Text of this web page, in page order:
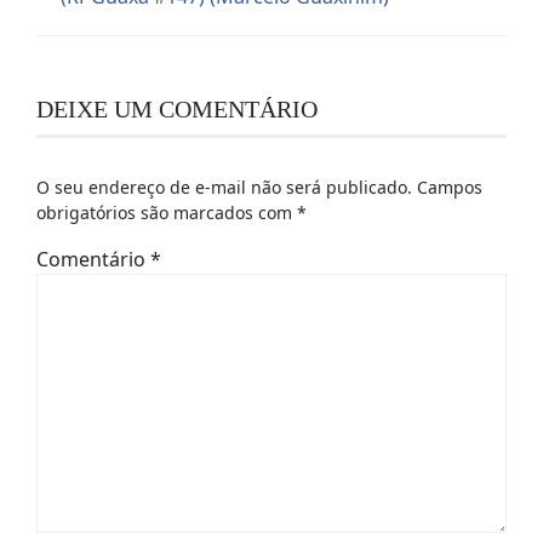
DEIXE UM COMENTÁRIO
O seu endereço de e-mail não será publicado. Campos
obrigatórios são marcados com *
Comentário *